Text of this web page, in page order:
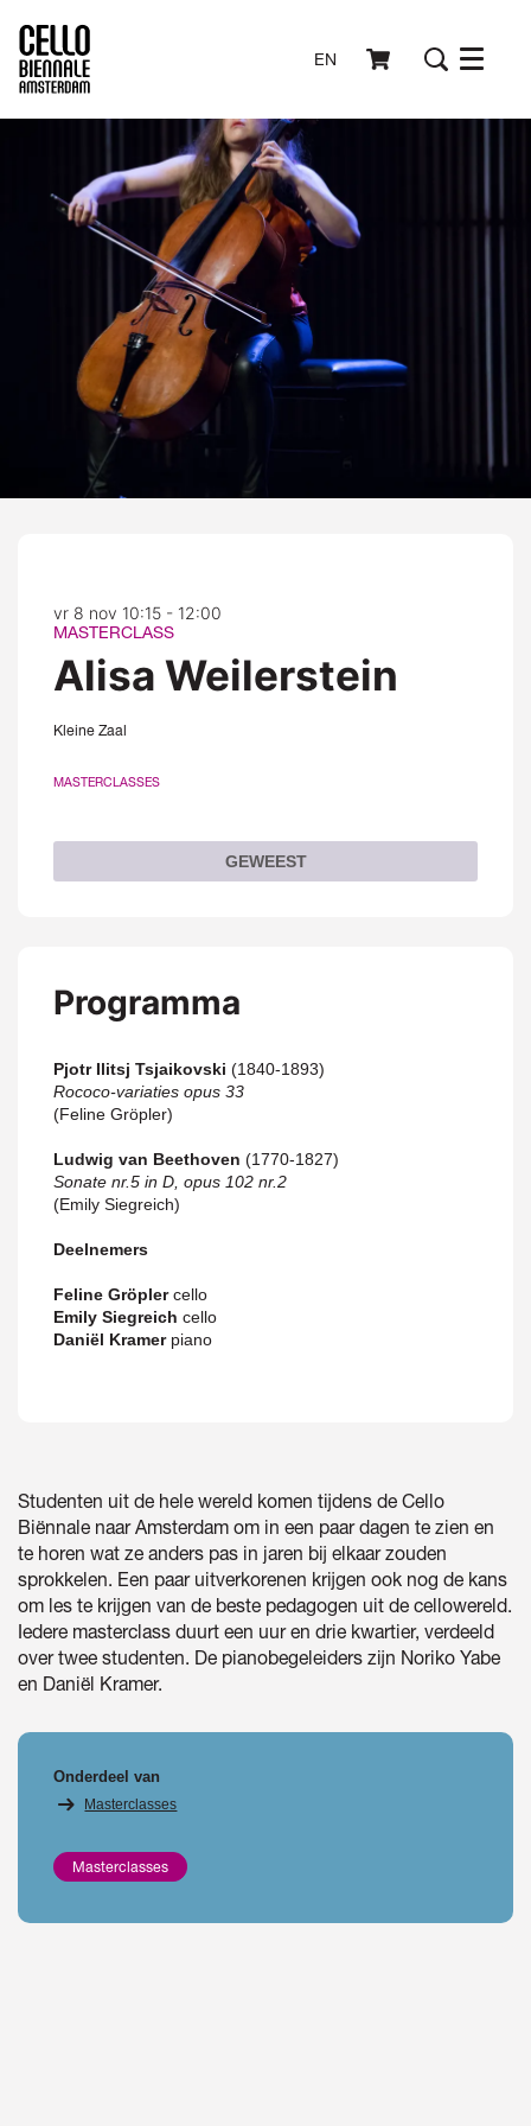
EN Menu
Alisa Weilerstein
MASTERCLASS
vr 8 nov 10:15 - 12:00
Kleine Zaal
MASTERCLASSES
GEWEEST
Programma
Pjotr Ilitsj Tsjaikovski (1840-1893)
Rococo-variaties opus 33
(Feline Gröpler)
Ludwig van Beethoven (1770-1827)
Sonate nr.5 in D, opus 102 nr.2
(Emily Siegreich)
Deelnemers
Feline Gröplercello
Emily Siegreich cello
Daniël Kramerpiano
Studenten uit de hele wereld komen tijdens de Cello
Biënnale naar Amsterdam om in een paar dagen te zien en
te horen wat ze anders pas in jaren bij elkaar zouden
sprokkelen. Een paar uitverkorenen krijgen ook nog de kans
om les te krijgen van de beste pedagogen uit de cellowereld.
Iedere masterclass duurt een uur en drie kwartier, verdeeld
over twee studenten. De pianobegeleiders zijn Noriko Yabe
en Daniël Kramer.
Onderdeel van
Masterclasses
Masterclasses